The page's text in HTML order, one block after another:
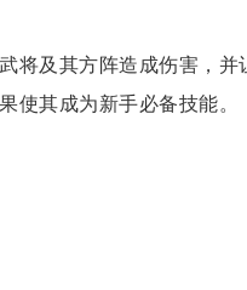
将及其方阵造成伤害，
使其成为新手必备技能。